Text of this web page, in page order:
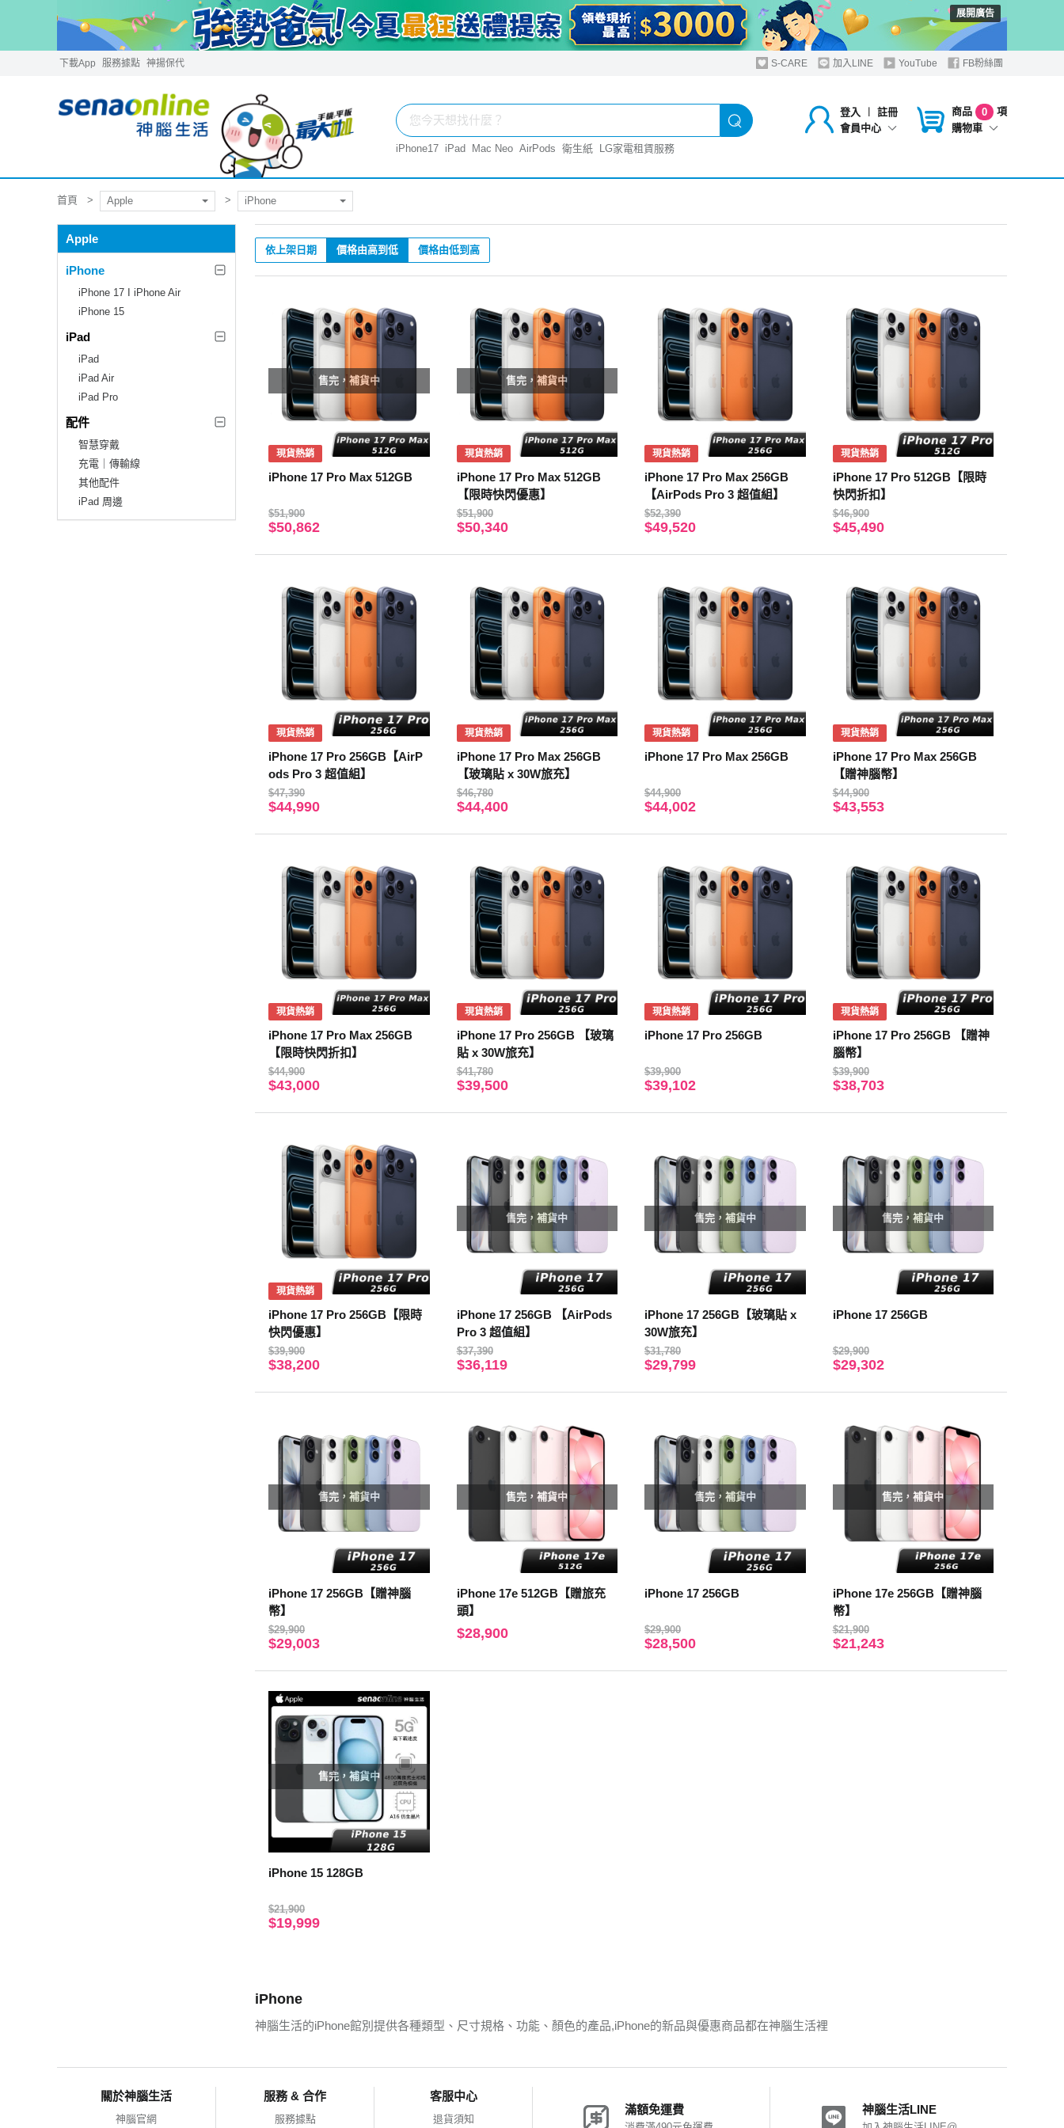
展開廣告
下載App 服務據點 神揚保代 S-CARE 加入LINE YouTube FB粉絲團
登入 ︱
註冊
會員中心
商品 0
項
購物車
iPhone17 iPad Mac Neo AirPods 衛生紙 LG家電租賃服務
首頁 Apple iPhone
Apple
iPhone
iPhone 17 I iPhone Air
iPhone 15
iPad
iPad
iPad Air
iPad Pro
配件
智慧穿戴
充電｜傳輸線
其他配件
iPad 周邊
依上架日期 價格由高到低 價格由低到高
售完，補貨中
現貨熱銷
iPhone 17 Pro Max 512GB
$51,900
$50,862
售完，補貨中
現貨熱銷
iPhone 17 Pro Max 512GB
【限時快閃優惠】
$51,900
$50,340
現貨熱銷
iPhone 17 Pro Max 256GB
【AirPods Pro 3 超值組】
$52,390
$49,520
現貨熱銷
iPhone 17 Pro 512GB【限時
快閃折扣】
$46,900
$45,490
現貨熱銷
iPhone 17 Pro 256GB【AirP
ods Pro 3 超值組】
$47,390
$44,990
現貨熱銷
iPhone 17 Pro Max 256GB
【玻璃貼 x 30W旅充】
$46,780
$44,400
現貨熱銷
iPhone 17 Pro Max 256GB
$44,900
$44,002
現貨熱銷
iPhone 17 Pro Max 256GB
【贈神腦幣】
$44,900
$43,553
現貨熱銷
iPhone 17 Pro Max 256GB
【限時快閃折扣】
$44,900
$43,000
現貨熱銷
iPhone 17 Pro 256GB 【玻璃
貼 x 30W旅充】
$41,780
$39,500
現貨熱銷
iPhone 17 Pro 256GB
$39,900
$39,102
現貨熱銷
iPhone 17 Pro 256GB 【贈神
腦幣】
$39,900
$38,703
現貨熱銷
iPhone 17 Pro 256GB【限時
快閃優惠】
$39,900
$38,200
售完，補貨中
iPhone 17 256GB 【AirPods
Pro 3 超值組】
$37,390
$36,119
售完，補貨中
iPhone 17 256GB【玻璃貼 x
30W旅充】
$31,780
$29,799
售完，補貨中
iPhone 17 256GB
$29,900
$29,302
售完，補貨中
iPhone 17 256GB【贈神腦
幣】
$29,900
$29,003
售完，補貨中
iPhone 17e 512GB【贈旅充
頭】
$28,900
售完，補貨中
iPhone 17 256GB
$29,900
$28,500
售完，補貨中
iPhone 17e 256GB【贈神腦
幣】
$21,900
$21,243
售完，補貨中
iPhone 15 128GB
$21,900
$19,999
iPhone
神腦生活的iPhone館別提供各種類型、尺寸規格、功能、顏色的產品,iPhone的新品與優惠商品都在神腦生活裡
關於神腦生活
神腦官網
服務 & 合作
服務據點
客服中心
退貨須知
滿額免運費 神腦生活LINE